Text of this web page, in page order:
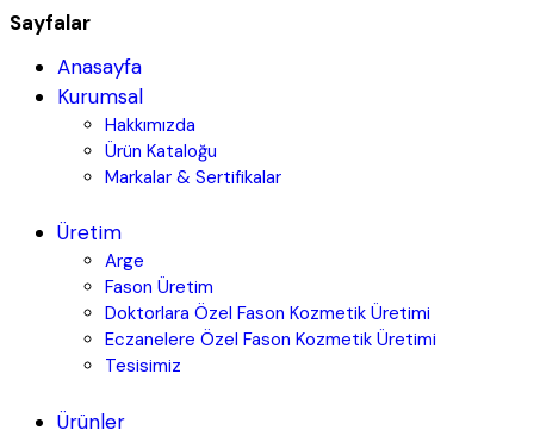
Sayfalar
Anasayfa
Kurumsal
Hakkımızda
Ürün Kataloğu
Markalar & Sertifikalar
Üretim
Arge
Fason Üretim
Doktorlara Özel Fason Kozmetik Üretimi
Eczanelere Özel Fason Kozmetik Üretimi
Tesisimiz
Ürünler